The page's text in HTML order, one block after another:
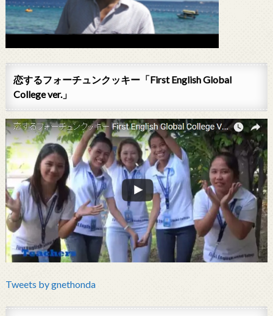
恋するフォーチュンクッキー「First English Global
College ver.」
Tweets by gnethonda